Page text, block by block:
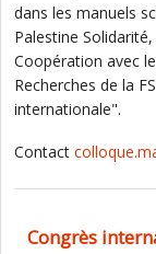
dans les manuels
Palestine
Coopération avec
Recherches de la
internationale".
Contact
Congrès